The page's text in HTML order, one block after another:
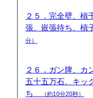
２５．完全壁、槓
張、嵌張待ち、槓
分）
２６．ガン牌、カ
五十五万石、キッ
ち
（約10分20秒）